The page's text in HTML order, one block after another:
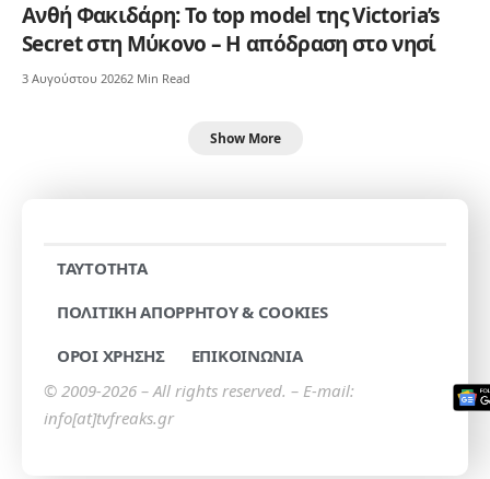
Ανθή Φακιδάρη: Το top model της Victoria’s
Secret στη Μύκονο – Η απόδραση στο νησί
3 Αυγούστου 20262 Min Read
Show More
TAYTOTHTA
ΠΟΛΙΤΙΚΗ ΑΠΟΡΡΗΤΟΥ & COOKIES
ΟΡΟΙ ΧΡΗΣΗΣ
ΕΠΙΚΟΙΝΩΝΙΑ
© 2009-2026 – All rights reserved. – E-mail:
info[at]tvfreaks.gr